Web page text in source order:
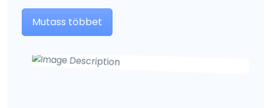
Mutass többet